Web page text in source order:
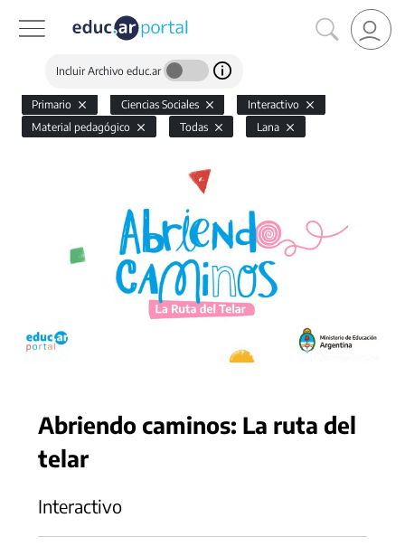
Incluir Archivo educ.ar
Primario Ciencias Sociales
Interactivo
Material pedagógico
Todas Lana
Abriendo caminos: La ruta del
telar
Interactivo